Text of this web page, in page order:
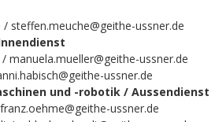
steffen.meuche@geithe-ussner.de
manuela.mueller@geithe-ussner.de
ussner.de
und -robotik / Aussendienst
ussner.de